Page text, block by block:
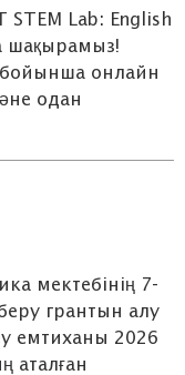
STEM Lab: English
шақырамыз!
бойынша онлайн
одан
мектебінің 7-
грантын алу
емтиханы 2026
аталған